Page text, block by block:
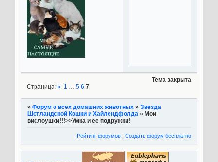
Тема закрыта
Страница: « 1 … 5 6 7
» Форум о всех домашних животных » Звезда
Шотландской Кошки и Хайлендфолда » Мои
вислоушки!!!>>Умка и ее подружки!
Рейтинг форумов |Создать форум бесплатно